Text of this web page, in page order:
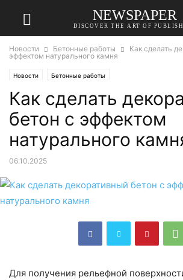
NEWSPAPER
DISCOVER THE ART OF
Новости Бетонные работы
Как сделать
эффектом натурального камня
Новости Бетонные работы
Как сделать
бетон с эффектом
натурального
06.10.2025
Для получения рельефной